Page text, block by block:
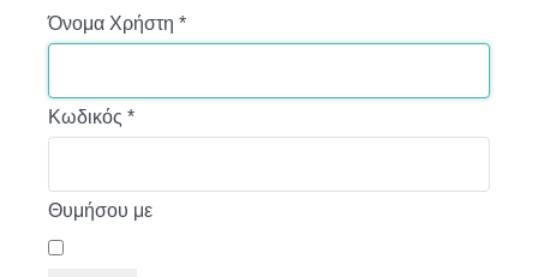
Όνομα Χρήστη *
Κωδικός *
Θυμήσου με